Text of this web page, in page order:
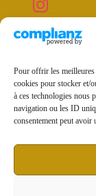
Pour offrir les meilleures
cookies pour stocker et/
à ces technologies nous
navigation ou les ID
consentement peut avoir
Mentions
Conditions
Politique de